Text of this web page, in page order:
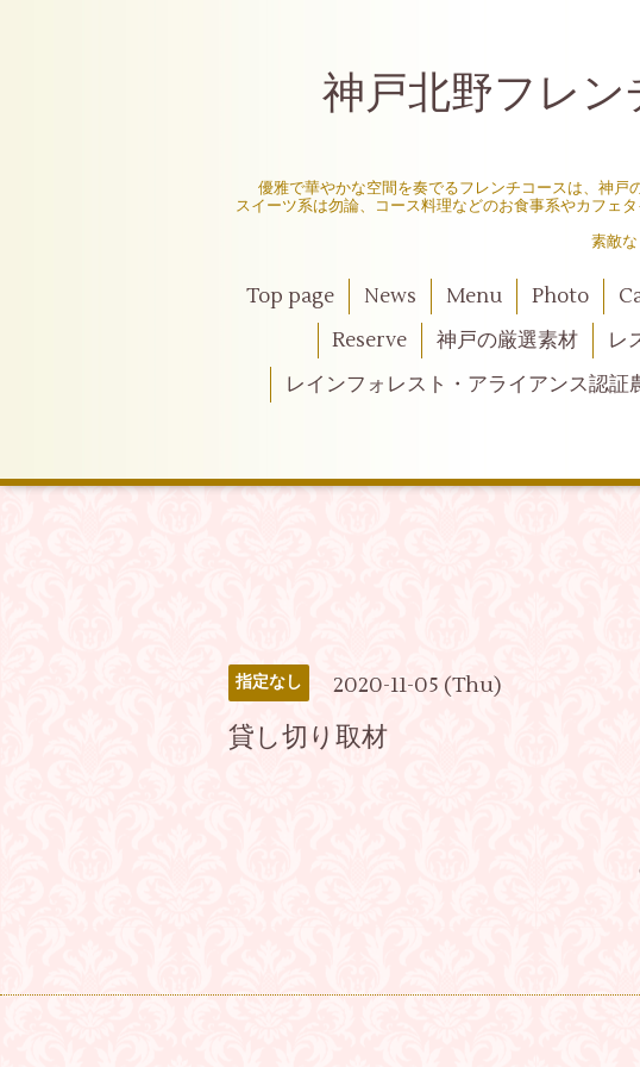
神戸北野フレ
〜シ
優雅で華やかな空間を奏でるフレンチコースは、神戸
スイーツ系は勿論、コース料理などのお食事系やカフェ
素敵
Top page News Menu Photo
Reserve
神戸の厳選素材 レ
レインフォレスト・アライアンス認証
指定なし 2020-11-05 (Thu)
貸し切り取材